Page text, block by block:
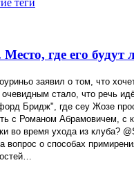
где его будут
заявил о том, что
стало, что речь
Бридж", где сеу Жозе
с Романом Абрамовичем, с
во время ухода из клуба? @
вопрос о способах